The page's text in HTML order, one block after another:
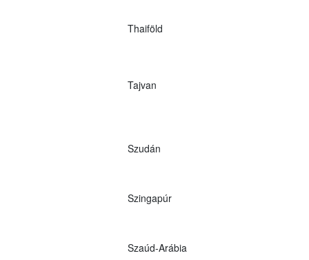
Thaiföld
Tajvan
Szudán
Szingapúr
Szaúd-Arábia